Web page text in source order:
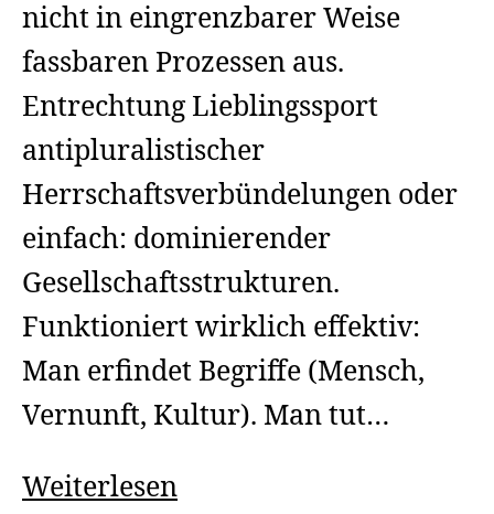
nicht in eingrenzbarer Weise
fassbaren Prozessen aus.
Entrechtung Lieblingssport
antipluralistischer
Herrschaftsverbündelungen oder
einfach: dominierender
Gesellschaftsstrukturen.
Funktioniert wirklich effektiv:
Man erfindet Begriffe (Mensch,
Vernunft, Kultur). Man tut…
WeiterlesenWie